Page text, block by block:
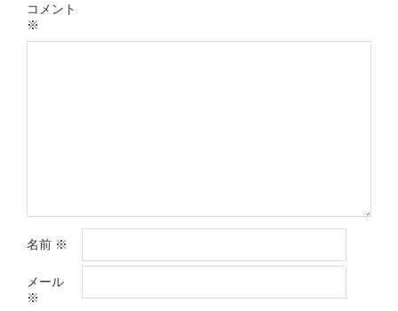
コメント
※
名前 ※
メール
※